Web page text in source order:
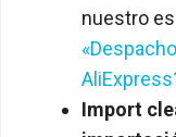
nuestro
Import